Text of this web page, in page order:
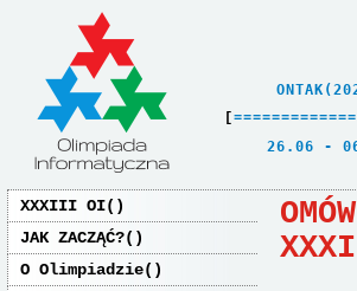
[ =============
26.06
XXXIII OI
JAK ZACZĄĆ?
O Olimpiadzie